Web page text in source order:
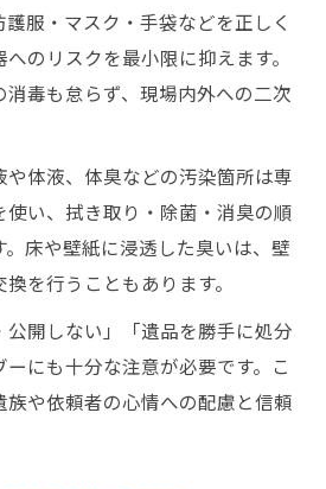
服・マスク・手袋などを正しく
のリスクを最小限に抑えます。
毒も怠らず、現場内外への二次
や体液、体臭などの汚染箇所は専
い、拭き取り・除菌・消臭の順
床や壁紙に浸透した臭いは、壁
を行うこともあります。
公開しない」「遺品を勝手に処分
にも十分な注意が必要です。こ
や依頼者の心情への配慮と信頼